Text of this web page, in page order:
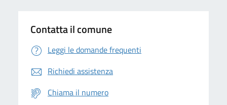
Contatta il comune
Leggi le domande frequenti
Richiedi assistenza
Chiama il numero